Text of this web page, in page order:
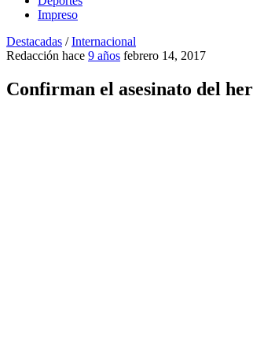
Impreso
Destacadas /Internacional
Redacción hace 9 años febrero 14, 2017
Confirman el asesinato del